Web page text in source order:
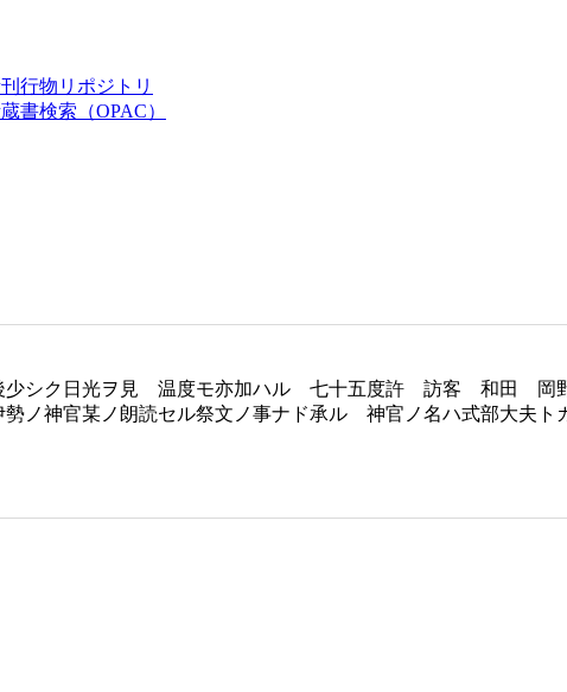
行物リポジトリ
書検索（OPAC）
シク日光ヲ見 温度モ亦加ハル 七十五度許 訪客 和田
勢ノ神官某ノ朗読セル祭文ノ事ナド承ル 神官ノ名ハ式部大夫ト